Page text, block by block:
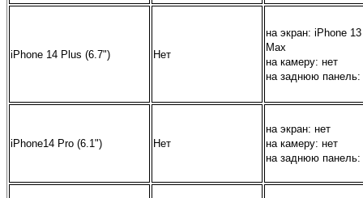
iPhone 14 Plus (6.7") Нет
на экран: iPhone
Max
на камеру: нет
на заднюю панель:
iPhone14 Pro (6.1") Нет
на экран: нет
на камеру: нет
на заднюю панель: